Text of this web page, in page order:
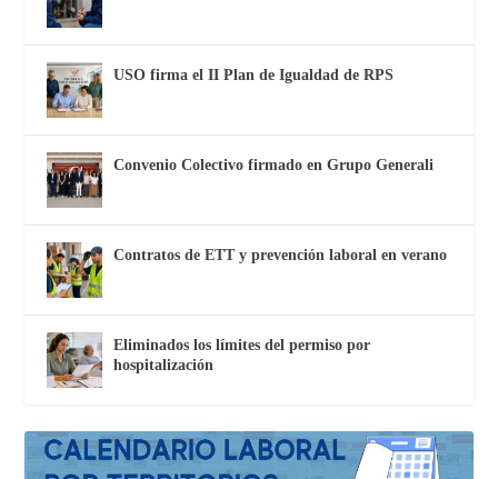
USO firma el II Plan de Igualdad de RPS
Convenio Colectivo firmado en Grupo Generali
Contratos de ETT y prevención laboral en verano
Eliminados los límites del permiso por
hospitalización